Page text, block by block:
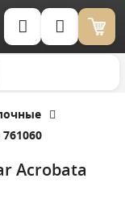
Корзина (0)
Acrobata